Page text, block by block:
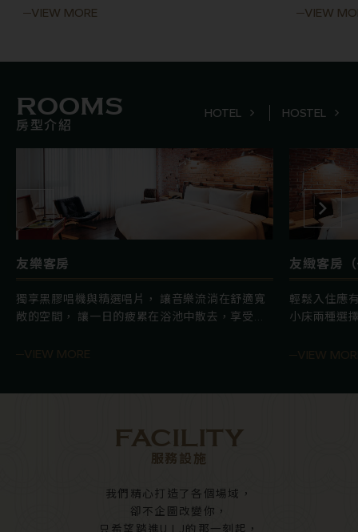
遇。
VIEW MORE VIEW
ROOMS
房型介紹
HOTEL HOSTEL
友樂客房
獨享黑膠唱機與精選唱片， 讓音樂流淌在舒適寬
敞的空間， 讓一日的疲累在浴池中散去，享受低
友緻客房
輕鬆入住應
小床兩種選
FACILITY
服務設施
我們精心打造了各個場域，
卻不企圖改變你，
只希望踏進U.I.J的那一刻起，